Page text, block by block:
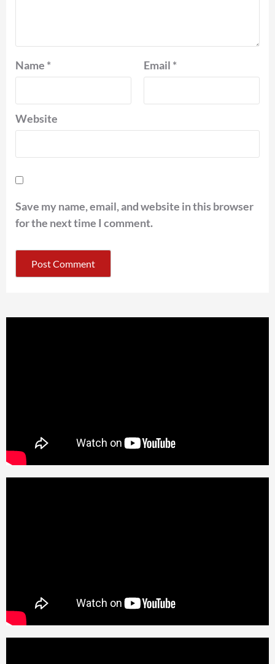
Name * Email *
Website
Save my name, email, and website in this browser
for the next time I comment.